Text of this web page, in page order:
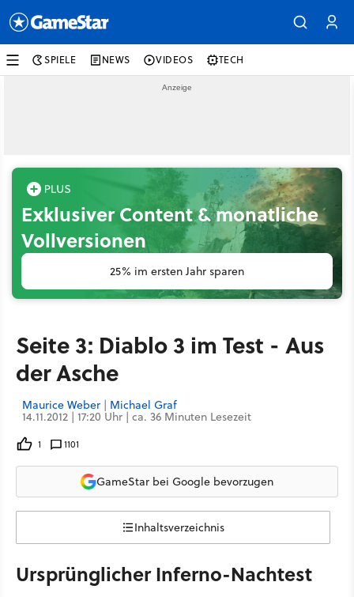
SPIELE NEWS VIDEOS TECH
Exklusiver Content & monatliche
Vollversionen
25% im ersten Jahr sparen
Seite 3: Diablo 3 im Test - Aus
der Asche
Maurice Weber | Michael Graf
14.11.2012 | 17:20 Uhr | ca. 36 Minuten Lesezeit
1 1101
GameStar bei Google bevorzugen
Inhaltsverzeichnis
Ursprünglicher Inferno-Nachtest